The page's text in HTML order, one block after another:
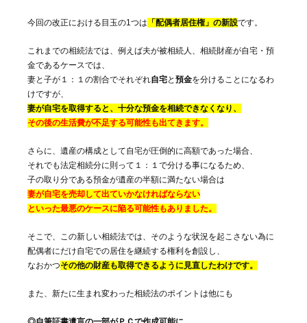
今回の改正における目玉の1つは 「配偶者居住権」の新設です。
これまでの相続法では、例えば夫が被相続人、相続財産が自宅・預
金であるケースでは、
妻と子が１：１の割合でそれぞれ自宅と預金を分けることになるわ
けですが、
妻が自宅を取得すると、十分な預金を相続できなくなり、
その後の生活費が不足する可能性も出てきます。
さらに、遺産の構成として自宅が圧倒的に高額であった場合、
それでも法定相続分に則って１：１で分ける事になるため、
子の取り分である預金が遺産の半額に満たない場合は
妻が自宅を売却して出ていかなければならない
といった最悪のケースに陥る可能性もありました。
そこで、この新しい相続法では、そのような状況を起こさない為に
配偶者にだけ自宅での居住を継続する権利を創設し、
なおかつその他の財産も取得できるように見直したわけです。
また、新たに生まれ変わった相続法のポイントは他にも